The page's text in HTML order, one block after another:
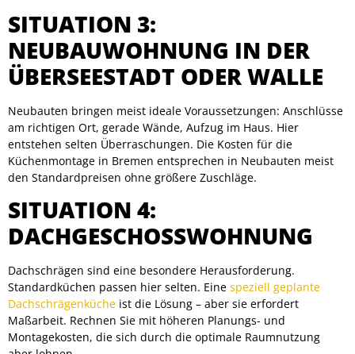
SITUATION 3:
NEUBAUWOHNUNG IN DER
ÜBERSEESTADT ODER WALLE
Neubauten bringen meist ideale Voraussetzungen: Anschlüsse
am richtigen Ort, gerade Wände, Aufzug im Haus. Hier
entstehen selten Überraschungen. Die Kosten für die
Küchenmontage in Bremen entsprechen in Neubauten meist
den Standardpreisen ohne größere Zuschläge.
SITUATION 4:
DACHGESCHOSSWOHNUNG
Dachschrägen sind eine besondere Herausforderung.
Standardküchen passen hier selten. Eine speziell geplante
Dachschrägenküche ist die Lösung – aber sie erfordert
Maßarbeit. Rechnen Sie mit höheren Planungs- und
Montagekosten, die sich durch die optimale Raumnutzung